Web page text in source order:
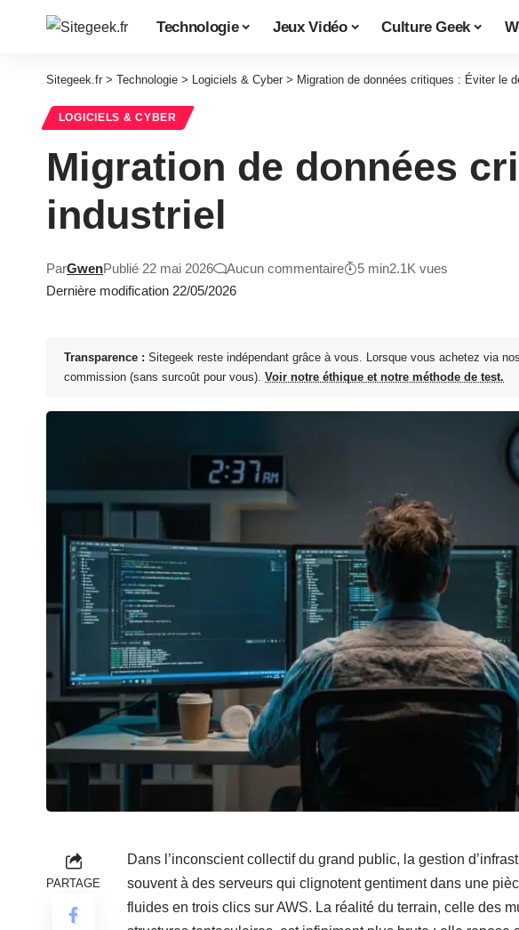
Technologie Jeux Vidéo Culture Geek
Sitegeek.fr > Technologie > Logiciels & Cyber > Migration de données critiques : Éviter le
LOGICIELS & CYBER
Migration de données
industriel
Dernière modification 22/05/2026
ParGwenPublié 22 mai 2026 Aucun commentaire 5 min2.1K vues
Transparence : Sitegeek reste indépendant grâce à vous. Lorsque vous achetez via
commission (sans surcoût pour vous). Voir notre éthique et notre méthode de test.
PARTAGE
Dans l’inconscient collectif du grand public, la gestion
souvent à des serveurs qui clignotent gentiment dans une
fluides en trois clics sur AWS. La réalité du terrain, celle des